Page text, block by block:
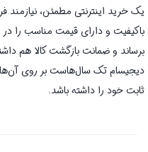
یک خرید اینترنتی مطمئن، نیازمند
باکیفیت و دارای قیمت مناسب را
برساند و ضمانت بازگشت کالا هم
دیجیسام تک سال‌هاست بر روی آن‌ها
ثابت خود را داشته باشد.